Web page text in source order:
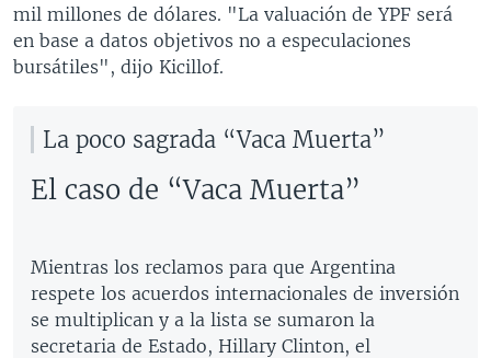
mil millones de dólares. "La valuación de YPF será
en base a datos objetivos no a especulaciones
bursátiles", dijo Kicillof.
La poco sagrada “Vaca Muerta”
El caso de “Vaca Muerta”
Mientras los reclamos para que Argentina
respete los acuerdos internacionales de inversión
se multiplican y a la lista se sumaron la
secretaria de Estado, Hillary Clinton, el